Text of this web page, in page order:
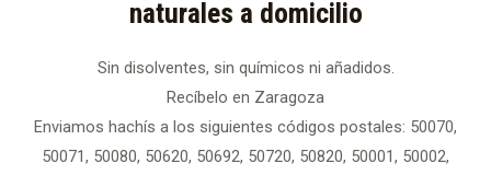
naturales a domicilio
Sin disolventes, sin químicos ni añadidos.
Recíbelo en Zaragoza
Enviamos hachís a los siguientes códigos postales: 50070,
50071, 50080, 50620, 50692, 50720, 50820, 50001, 50002,